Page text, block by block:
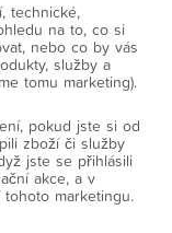
technické,
na to, co si
nebo co by vás
služby a
tomu marketing).
pokud jste si od
zboží či služby
jste se přihlásili
akce, a v
marketingu.